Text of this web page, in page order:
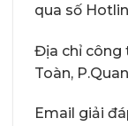
qua số
Địa chỉ công
Toàn,
Email giải